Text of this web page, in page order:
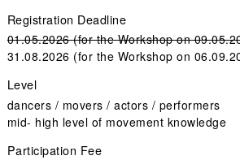
Registration Deadline
01.05.2026 (for the Workshop on
31.08.2026 (for the Workshop on
Level
dancers / movers / actors / performers
mid- high level of movement knowledge
Participation Fee